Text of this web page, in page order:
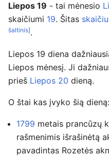
Liepos 19 - tai mėnesio
skaičiumi 19. Šitas
šaltinis].
Liepos 19 diena
Liepos mėnesį. Ji
prieš Liepos 20 dieną.
O štai kas įvyko šią dieną:
1799 metais prancūzų
rašmenimis išrašinėtą
pavadintas Rozetės